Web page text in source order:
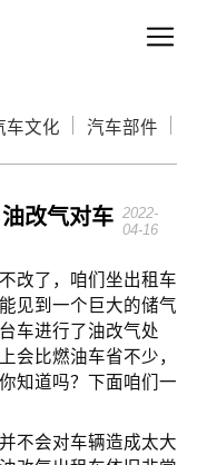
车文化 汽车部件
改气对车 2022-
04-16
改了，咱们坐出租车
见到一个巨大的储气
车进行了油改气处
会比燃油车省不少，
知道吗？下面咱们一
不会对车辆造成太大